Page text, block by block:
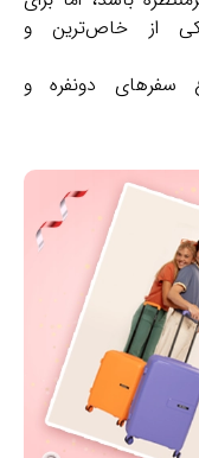
از خاص‌ترین و
سفرهای دونفره و